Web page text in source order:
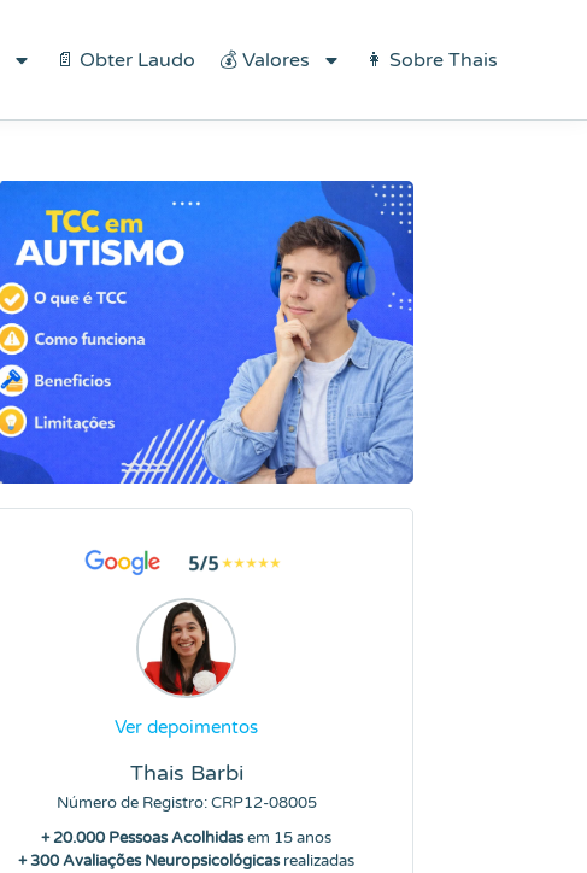
Baixe aqui ×
📄 Obter Laudo 💰 Valores 👩 Sobre Thais
Ver depoimentos
Thais Barbi
Número de Registro: CRP12-08005
+ 20.000 Pessoas Acolhidasem 15 anos
+ 300 Avaliações Neuropsicológicasrealizadas